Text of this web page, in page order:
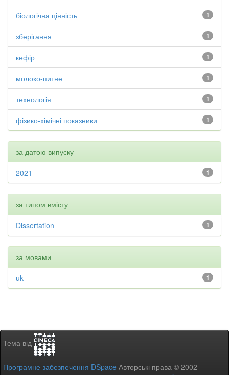
1
біологічна цінність
1
зберігання
1
кефір
1
молоко-питне
1
технологія
1
фізико-хімічні показники
за датою випуску
1
2021
за типом вмісту
1
Dissertation
за мовами
1
uk
Тема від
Програмне забезпечення DSpace Авторські права © 2002-